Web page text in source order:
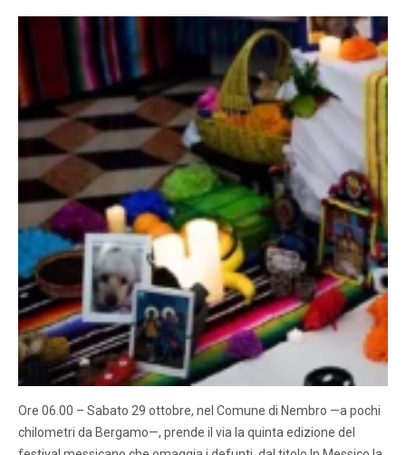
Ore 06.00 – Sabato 29 ottobre, nel Comune di Nembro —a pochi
chilometri da Bergamo—, prende il via la quinta edizione del